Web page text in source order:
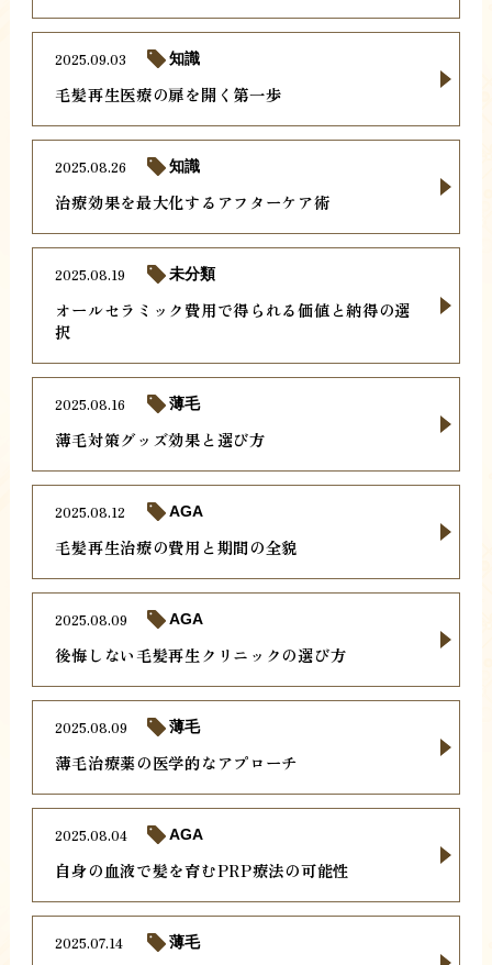
毛髪再生医療の扉を開く第一歩
2025.09.03 知識
治療効果を最大化するアフターケア術
2025.08.26 知識
オールセラミック費用で得られる価値と納得の選
択
2025.08.19 未分類
薄毛対策グッズ効果と選び方
2025.08.16 薄毛
毛髪再生治療の費用と期間の全貌
2025.08.12 AGA
後悔しない毛髪再生クリニックの選び方
2025.08.09 AGA
薄毛治療薬の医学的なアプローチ
2025.08.09 薄毛
自身の血液で髪を育むPRP療法の可能性
2025.08.04 AGA
2025.07.14 薄毛